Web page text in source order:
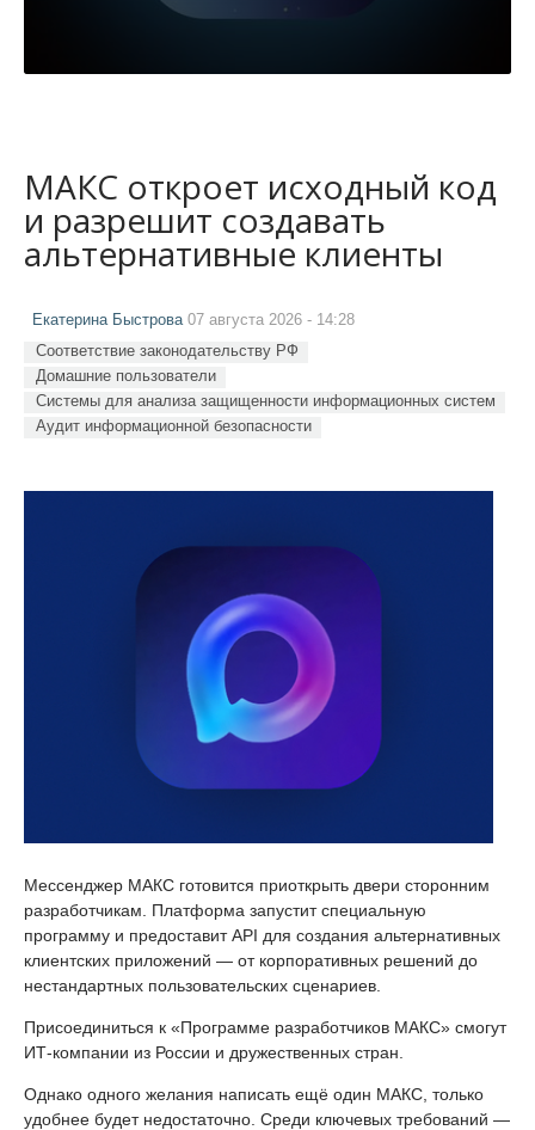
МАКС откроет исходный код
и разрешит создавать
альтернативные клиенты
Екатерина Быстрова 07 августа 2026 - 14:28
Соответствие законодательству РФ
Домашние пользователи
Системы для анализа защищенности информационных систем
Аудит информационной безопасности
Мессенджер МАКС готовится приоткрыть двери сторонним
разработчикам. Платформа запустит специальную
программу и предоставит API для создания альтернативных
клиентских приложений — от корпоративных решений до
нестандартных пользовательских сценариев.
Присоединиться к «Программе разработчиков МАКС» смогут
ИТ-компании из России и дружественных стран.
Однако одного желания написать ещё один МАКС, только
удобнее будет недостаточно. Среди ключевых требований —